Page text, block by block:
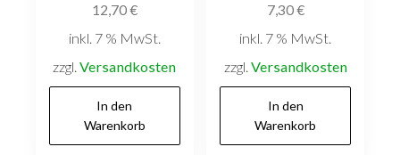
12,70€
inkl. 7 % MwSt.
zzgl.Versandkosten
In den
Warenkorb
7,30€
inkl. 7 % MwSt.
zzgl. Versandkosten
In den
Warenkorb